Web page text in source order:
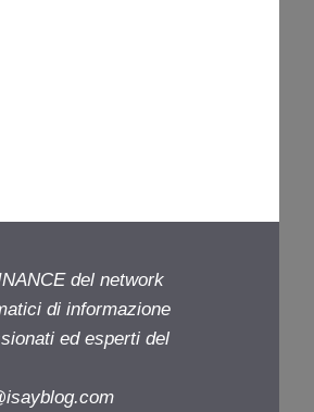
del network
di informazione
ed esperti del